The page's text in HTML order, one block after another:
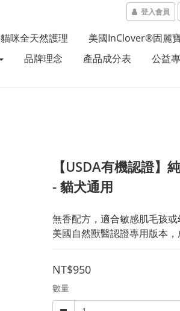
登入會員
貓咪全天然護理
美國InClover®固麗
品牌理念 產品成分表 公益
【USDA有機認證】
- 貓犬通用
無香配方，適合敏感肌毛孩或
美國自然獸醫認證專用版本，
NT$950
數量